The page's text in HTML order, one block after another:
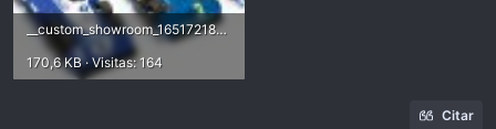
__custom_showroom_1651721863.jpg
170,6 KB · Visitas: 164
Citar